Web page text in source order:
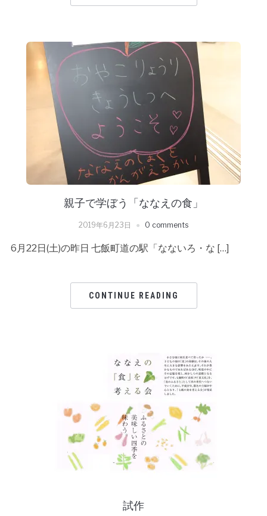
親子で学ぼう「ななえの食」
2019年6月23日 0 comments
6月22日(土)の昨日 七飯町道の駅「なないろ・な […]
CONTINUE READING
試作